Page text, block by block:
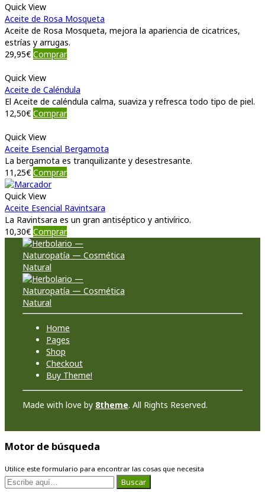
Quick View
Aceite de Rosa Mosqueta
Aceite de Rosa Mosqueta, mejora la apariencia de cicatrices,
estrías y arrugas.
29,95€ Comprar
Quick View
Aceite de Caléndula
El Aceite de caléndula calma, suaviza y refresca todo tipo de piel.
12,50€ Comprar
Quick View
Aceite Esencial Bergamota
La bergamota es tranquilizante y desestresante.
11,25€ Comprar
Quick View
Aceite Esencial Ravintsara
La Ravintsara es un gran antiséptico y antivírico.
10,30€ Comprar
Home
Pages
Shop
Checkout
Buy Theme!
Made with love by 8theme. All Rights Reserved.
Motor de búsqueda
Utilice este formulario para encontrar las cosas que necesita
Buscar